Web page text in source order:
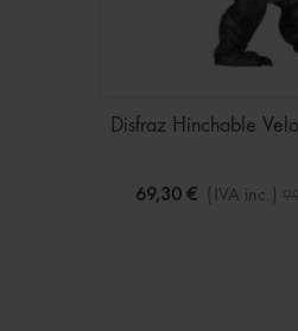
Disfraz Hinchable
69,30 € (IVA inc.)